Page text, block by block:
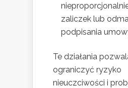
zaliczek lub
podpisania
Te działania
ograniczyć ryzyko
nieuczciwości i